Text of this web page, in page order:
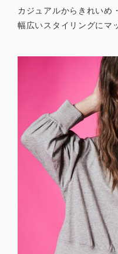
カジュアルからきれいめ
幅広いスタイリングにマ